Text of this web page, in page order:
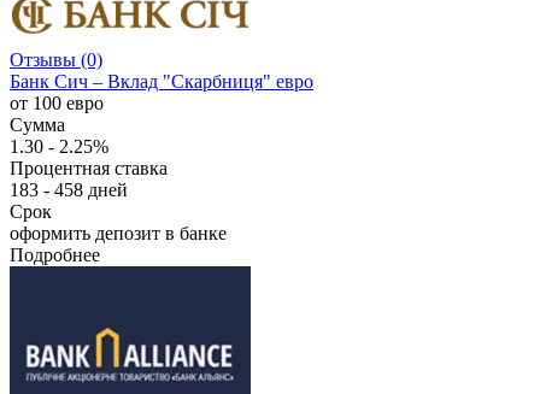
Отзывы (0)
Банк Сич – Вклад "Скарбниця" евро
от 100 евро
Сумма
1.30 - 2.25%
Процентная ставка
183 - 458 дней
Срок
оформить депозит в банке
Подробнее